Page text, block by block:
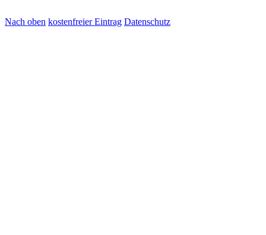
Nach oben kostenfreier Eintrag Datenschutz